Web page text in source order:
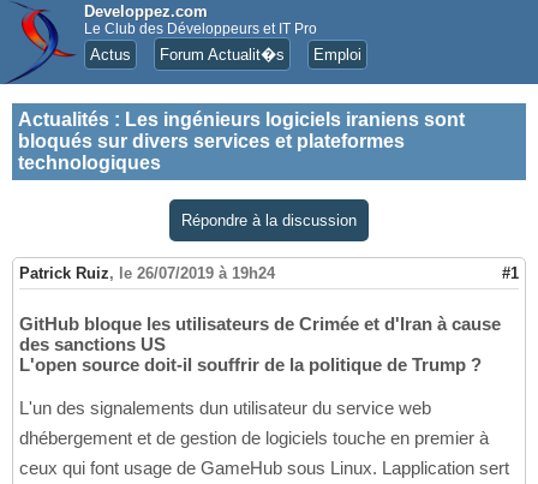
Developpez.com
Le Club des Développeurs et IT Pro
Actus Forum Actualit�s Emploi
Actualités : Les ingénieurs logiciels iraniens sont
bloqués sur divers services et plateformes
technologiques
Répondre à la discussion
Patrick Ruiz, le 26/07/2019 à 19h24 #1
GitHub bloque les utilisateurs de Crimée et d'Iran à cause
des sanctions US
L'open source doit-il souffrir de la politique de Trump ?
L'un des signalements dun utilisateur du service web
dhébergement et de gestion de logiciels touche en premier à
ceux qui font usage de GameHub sous Linux. Lapplication sert